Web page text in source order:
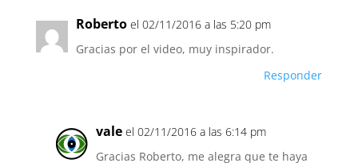
Roberto el 02/11/2016 a las 5:20 pm
Gracias por el video, muy inspirador.
Responder
vale el 02/11/2016 a las 6:14 pm
Gracias Roberto, me alegra que te haya